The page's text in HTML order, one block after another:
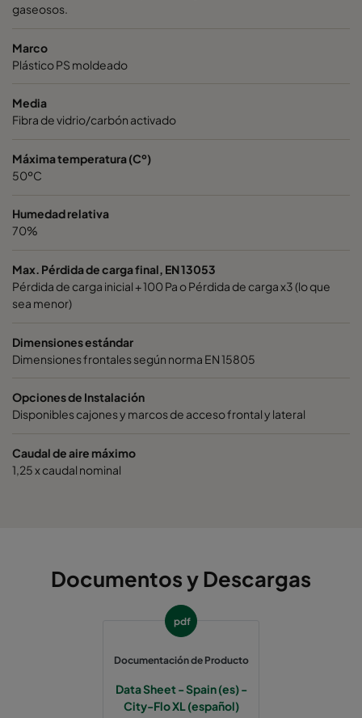
City-Flo XL 7/520
City-Flo XL 0185/640
0185/640
City-Flo XL 0185/640
City-Flo XL 0185/640
City-Flo XL 0185/640 ePM1 85%
City-Flo XL 0185/520 ePM1 85%
City-Flo XL 0185/520
City-Flo XL 0185/520
City-Flo XL 0185/520 ePM1 85%
ePM1 85%
gaseosos.
Marco
Plástico PS moldeado
Media
Fibra de vidrio/carbón activado
Máxima temperatura (Cº)
50ºC
Humedad relativa
70%
Max. Pérdida de carga final, EN 13053
Pérdida de carga inicial + 100 Pa o Pérdida de carga x3 (lo que
sea menor)
Dimensiones estándar
Dimensiones frontales según norma EN 15805
Opciones de Instalación
Disponibles cajones y marcos de acceso frontal y lateral
Caudal de aire máximo
1,25 x caudal nominal
Documentos y Descargas
pdf
Documentación de Producto
Data Sheet - Spain (es) -
City-Flo XL (español)